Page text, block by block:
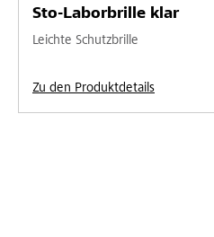
Sto-Laborbrille klar
Leichte Schutzbrille
Zu den Produktdetails